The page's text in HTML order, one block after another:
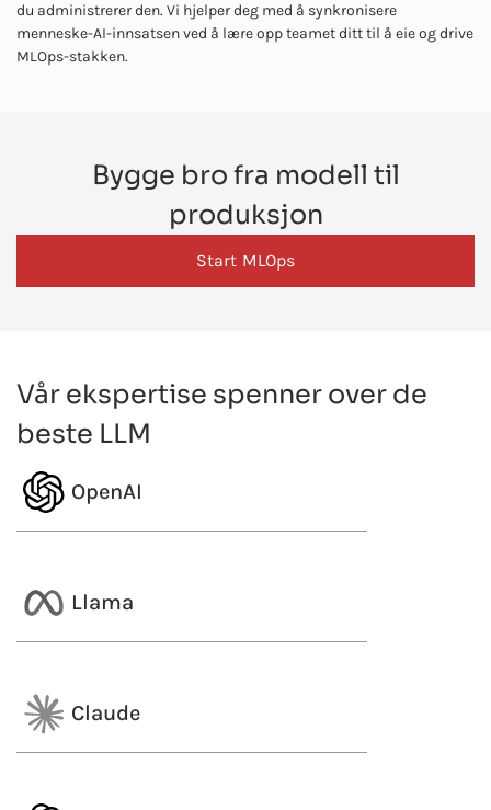
du administrerer den. Vi hjelper deg med å synkronisere
menneske-AI-innsatsen ved å lære opp teamet ditt til å eie og drive
MLOps-stakken.
Bygge bro fra modell til
produksjon
Start MLOps
Vår ekspertise spenner over de
beste LLM
OpenAI
Llama
Claude